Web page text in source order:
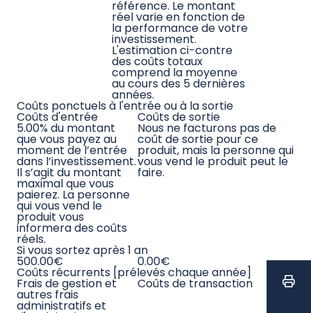
hypothèse d'investissement : 10 000 euros
Date de calcul : 09/07/2025
Coûts ponctuels à l'entrée ou à la sortie
sortez
après 1
an
Coûts d'entrée 5.00%du montant que
vous payez au moment
de l’entrée dans
l’investissement. Il s’agit
du montant maximal
personne qui vous vend
le produit vous
informera des coûts
réels.
500.00€
Coûts de sortie Nous ne facturons pas
de coût de sortie pour
ce produit, mais la
0.00€